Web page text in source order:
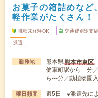
お菓子の箱詰めなど
軽作業がたくさん！
職種未経験OK 交通費別途支
派遣
勤務地 熊本県熊本市東区
健軍町駅から---分
ら---分／動植物園
曜日頻度 週5日 ※派遣先に